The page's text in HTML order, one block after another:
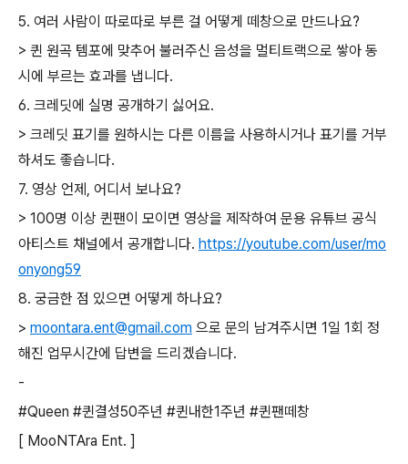
5. 여러 사람이 따로따로 부른 걸 어떻게 떼창으로 만드나요?
> 퀸 원곡 템포에 맞추어 불러주신 음성을 멀티트랙으로 쌓아 동
시에 부르는 효과를 냅니다.
6. 크레딧에 실명 공개하기 싫어요.
> 크레딧 표기를 원하시는 다른 이름을 사용하시거나 표기를 거부
하셔도 좋습니다.
7. 영상 언제, 어디서 보나요?
> 100명 이상 퀸팬이 모이면 영상을 제작하여 문용 유튜브 공식
아티스트 채널에서 공개합니다. https://youtube.com/user/mo
onyong59
8. 궁금한 점 있으면 어떻게 하나요?
> moontara.ent@gmail.com 으로 문의 남겨주시면 1일 1회 정
해진 업무시간에 답변을 드리겠습니다.
-
#Queen #퀸결성50주년 #퀸내한1주년 #퀸팬떼창
[ MooNTAra Ent. ]